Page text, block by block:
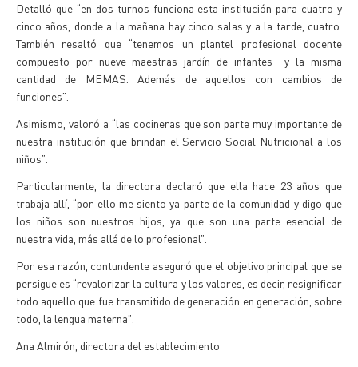
Detalló que “en dos turnos funciona esta institución para cuatro y
cinco años, donde a la mañana hay cinco salas y a la tarde, cuatro.
También resaltó que “tenemos un plantel profesional docente
compuesto por nueve maestras jardín de infantes y la misma
cantidad de MEMAS. Además de aquellos con cambios de
funciones”.
Asimismo, valoró a “las cocineras que son parte muy importante de
nuestra institución que brindan el Servicio Social Nutricional a los
niños”.
Particularmente, la directora declaró que ella hace 23 años que
trabaja allí, “por ello me siento ya parte de la comunidad y digo que
los niños son nuestros hijos, ya que son una parte esencial de
nuestra vida, más allá de lo profesional”.
Por esa razón, contundente aseguró que el objetivo principal que se
persigue es “revalorizar la cultura y los valores, es decir, resignificar
todo aquello que fue transmitido de generación en generación, sobre
todo, la lengua materna”.
Ana Almirón, directora del establecimiento